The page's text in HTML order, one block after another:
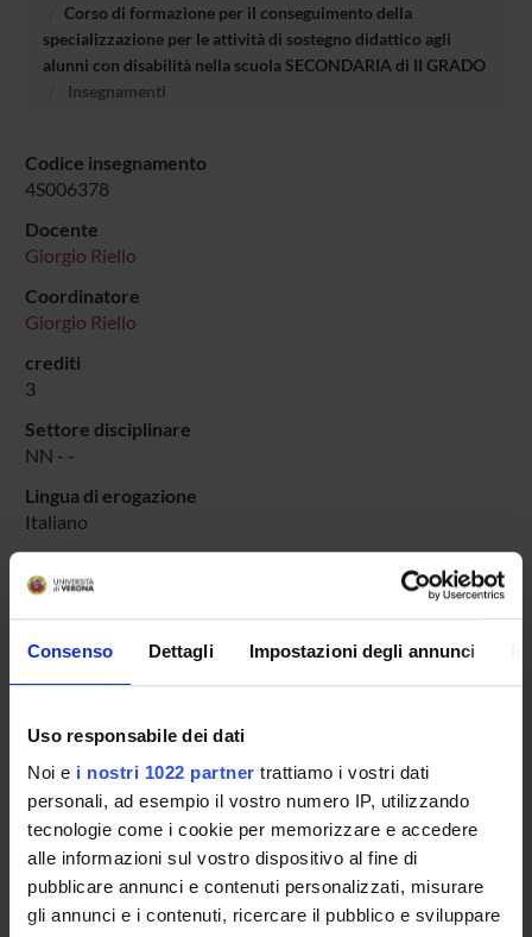
Consenso Dettagli Impostazioni degli annunci
Uso responsabile dei dati
Noi e i nostri 1022 partner trattiamo i vostri dati
personali, ad esempio il vostro numero IP, utilizzando
tecnologie come i cookie per memorizzare e accedere
alle informazioni sul vostro dispositivo al fine di
pubblicare annunci e contenuti personalizzati, misurare
gli annunci e i contenuti, ricercare il pubblico e sviluppare
Corso di formazione per il conseguimento della
specializzazione per le attività di sostegno didattico agli
alunni con disabilità nella scuola SECONDARIA di II GRADO
Insegnamenti
Codice insegnamento
4S006378
Docente
Giorgio Riello
Coordinatore
Giorgio Riello
crediti
3
Settore disciplinare
NN - -
Lingua di erogazione
Italiano
PERIODO
Avvisi relativi al corso
Seminari relativi al corso
ORARIO LEZIONI
Vai all'orario delle lezioni
Presentazione